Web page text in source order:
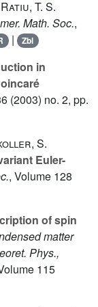
T. S.
Math. Soc.,
| Zbl
in
(2003) no. 2, pp.
S.
Euler-
, Volume 128
of spin
matter
Phys.,
115